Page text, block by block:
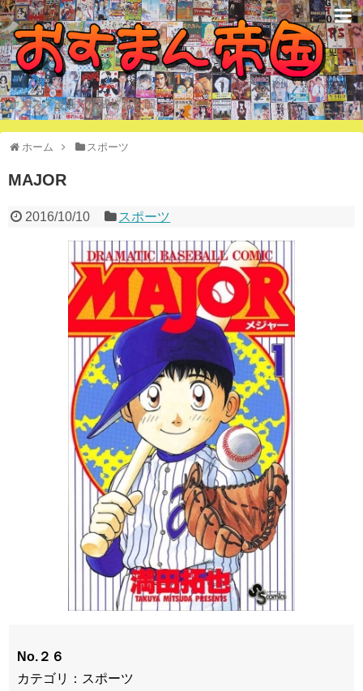
オススメ漫画で構成された国
ホーム スポーツ
MAJOR
2016/10/10 スポーツ
No.２６
カテゴリ：スポーツ